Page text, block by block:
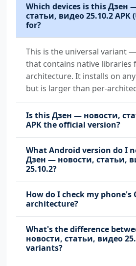
Which devices is this Дзен
статьи, видео 25.10.2 APK
for?
This is the universal variant
that contains native libraries
architecture. It installs on
but is larger than per-
Is this Дзен — новости,
APK the official version?
What Android version do I
Дзен — новости, статьи,
25.10.2?
How do I check my phone's
architecture?
What's the difference
новости, статьи, видео
variants?